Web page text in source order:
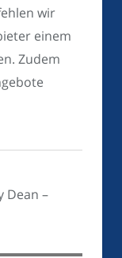
wir
einem
Zudem
Dean –